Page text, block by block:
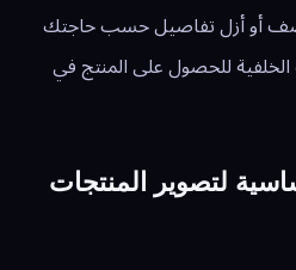
أو أزل تفاصيل حسب حاجتك
للحصول على المنتج في
لتصوير المنتجات